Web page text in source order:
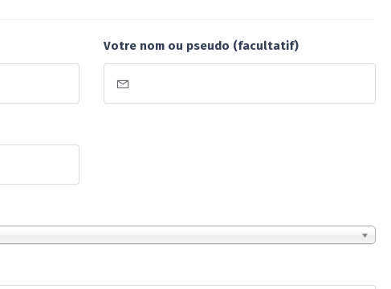
Votre nom ou pseudo (facultatif)